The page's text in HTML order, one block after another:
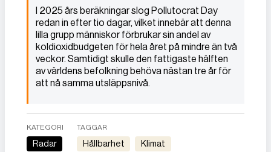
I 2025 års beräkningar slog Pollutocrat Day
redan in efter tio dagar, vilket innebär att denna
lilla grupp människor förbrukar sin andel av
koldioxidbudgeten för hela året på mindre än två
veckor. Samtidigt skulle den fattigaste hälften
av världens befolkning behöva nästan tre år för
att nå samma utsläppsnivå.
KATEGORI
Radar
TAGGAR
Hållbarhet Klimat